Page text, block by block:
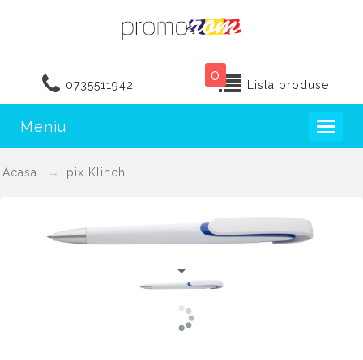
0735511942
0
Lista produse
Meniu
Acasa pix Klinch